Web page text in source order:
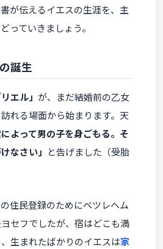
が伝えるイエスの生涯を、主
っていきましょう。
誕生
エル」 が、まだ結婚前の乙女
れる場面から始まります。天
によって男の子を身ごもる。そ
なさい」 と告げました（受胎
住民登録のためにベツレヘム
セフでしたが、宿はどこも満
生まれたばかりのイエスは家